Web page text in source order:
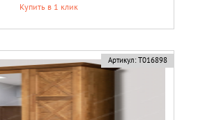
Купить в 1 клик
Артикул: Т016898